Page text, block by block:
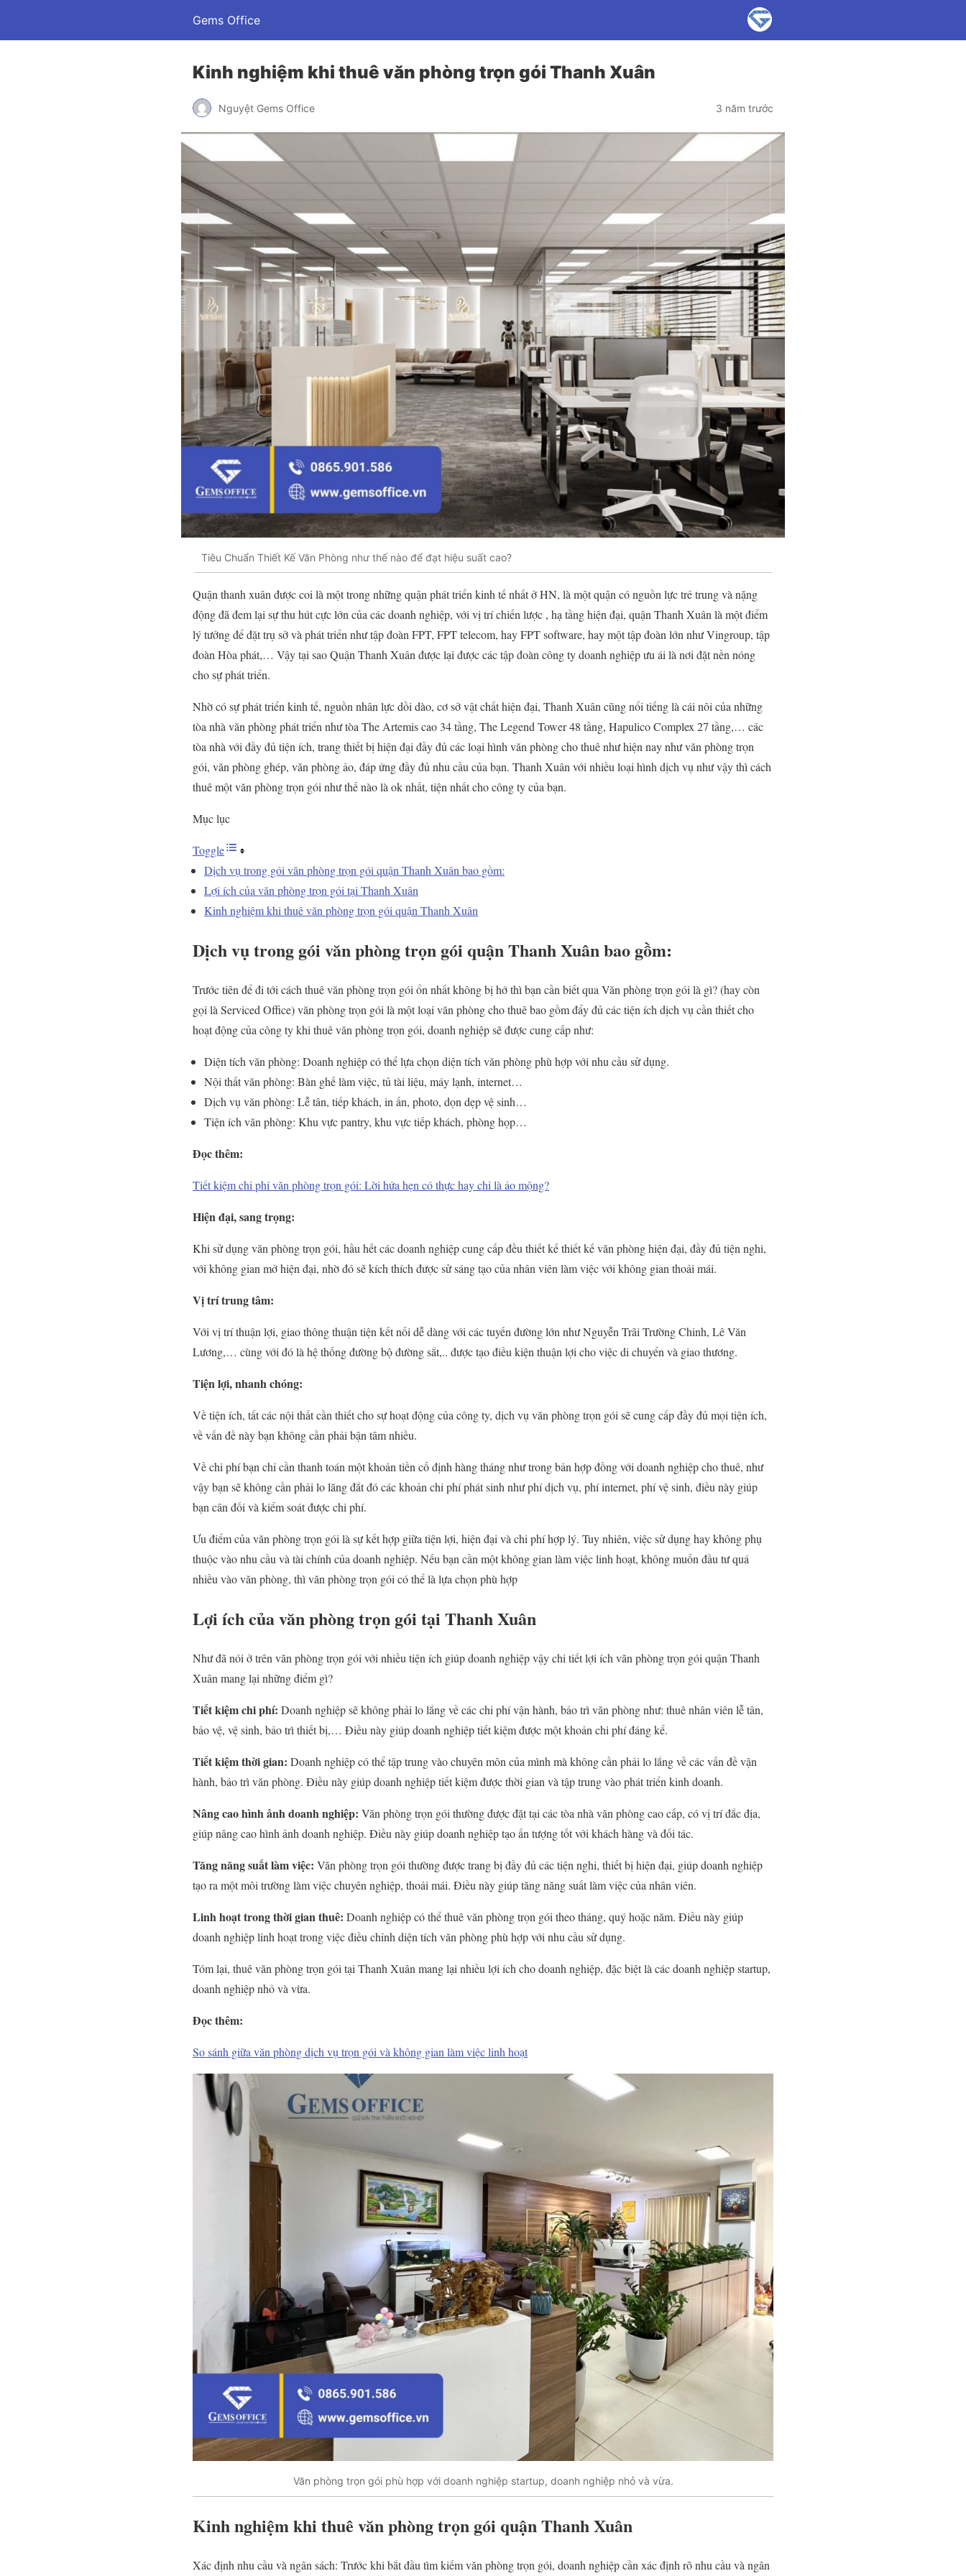
Gems Office
Kinh nghiệm khi thuê văn phòng trọn gói Thanh Xuân
Nguyệt Gems Office 3 năm trước
Tiêu Chuẩn Thiết Kế Văn Phòng như thế nào để đạt hiệu suất cao?
Quận thanh xuân được coi là một trong những quận phát triển kinh tế nhất ở HN, là một quận có nguồn lực trẻ trung và nặng
động đã đem lại sự thu hút cực lớn của các doanh nghiệp, với vị trí chiến lược , hạ tầng hiện đại, quận Thanh Xuân là một điểm
lý tưởng để đặt trụ sở và phát triển như tập đoàn FPT, FPT telecom, hay FPT software, hay một tập đoàn lớn như Vingroup, tập
đoàn Hòa phát,… Vậy tại sao Quận Thanh Xuân được lại được các tập đoàn công ty doanh nghiệp ưu ái là nơi đặt nền nóng
cho sự phát triển.
Nhờ có sự phát triển kinh tế, nguồn nhân lực dồi dào, cơ sở vật chất hiện đại, Thanh Xuân cũng nổi tiếng là cái nôi của những
tòa nhà văn phòng phát triển như tòa The Artemis cao 34 tầng, The Legend Tower 48 tầng, Hapulico Complex 27 tầng,… các
tòa nhà với đầy đủ tiện ích, trang thiết bị hiện đại đầy đủ các loại hình văn phòng cho thuê như hiện nay như văn phòng trọn
gói, văn phòng ghép, văn phòng ảo, đáp ứng đầy đủ nhu cầu của bạn. Thanh Xuân với nhiều loại hình dịch vụ như vậy thì cách
thuê một văn phòng trọn gói như thế nào là ok nhất, tiện nhất cho công ty của bạn.
Mục lục
Toggle
Dịch vụ trong gói văn phòng trọn gói quận Thanh Xuân bao gồm:
Lợi ích của văn phòng trọn gói tại Thanh Xuân
Kinh nghiệm khi thuê văn phòng trọn gói quận Thanh Xuân
Dịch vụ trong gói văn phòng trọn gói quận Thanh Xuân bao gồm:
Trước tiên để đi tới cách thuê văn phòng trọn gói ổn nhất không bị hớ thì bạn cần biết qua Văn phòng trọn gói là gì? (hay còn
gọi là Serviced Office) văn phòng trọn gói là một loại văn phòng cho thuê bao gồm đẩy đủ các tiện ích dịch vụ cần thiết cho
hoạt động của công ty khi thuê văn phòng trọn gói, doanh nghiệp sẽ được cung cấp như:
Diện tích văn phòng: Doanh nghiệp có thể lựa chọn diện tích văn phòng phù hợp với nhu cầu sử dụng.
Nội thất văn phòng: Bàn ghế làm việc, tủ tài liệu, máy lạnh, internet…
Dịch vụ văn phòng: Lễ tân, tiếp khách, in ấn, photo, dọn dẹp vệ sinh…
Tiện ích văn phòng: Khu vực pantry, khu vực tiếp khách, phòng họp…
Đọc thêm:
Tiết kiệm chi phí văn phòng trọn gói: Lời hứa hẹn có thực hay chỉ là ảo mộng?
Hiện đại, sang trọng:
Khi sử dụng văn phòng trọn gói, hầu hết các doanh nghiệp cung cấp đều thiết kế thiết kế văn phòng hiện đại, đầy đủ tiện nghi,
với không gian mở hiện đại, nhờ đó sẽ kích thích được sử sáng tạo của nhân viên làm việc với không gian thoải mái.
Vị trí trung tâm:
Với vị trí thuận lợi, giao thông thuận tiện kết nối dễ dàng với các tuyến đường lớn như Nguyễn Trãi Trường Chinh, Lê Văn
Lương,… cùng với đó là hệ thống đường bộ đường sắt,.. được tạo điều kiện thuận lợi cho việc di chuyển và giao thương.
Tiện lợi, nhanh chóng:
Về tiện ích, tất các nội thất cần thiết cho sự hoạt động của công ty, dịch vụ văn phòng trọn gói sẽ cung cấp đầy đủ mọi tiện ích,
về vấn đề này bạn không cần phải bận tâm nhiều.
Về chi phí bạn chỉ cần thanh toán một khoản tiền cố định hàng tháng như trong bản hợp đồng với doanh nghiệp cho thuê, như
vậy bạn sẽ không cần phải lo lăng đắt đó các khoản chi phí phát sinh như phí dịch vụ, phí internet, phí vệ sinh, điều này giúp
bạn cân đối và kiểm soát được chi phí.
Ưu điểm của văn phòng trọn gói là sự kết hợp giữa tiện lợi, hiện đại và chi phí hợp lý. Tuy nhiên, việc sử dụng hay không phụ
thuộc vào nhu cầu và tài chính của doanh nghiệp. Nếu bạn cần một không gian làm việc linh hoạt, không muốn đầu tư quá
nhiều vào văn phòng, thì văn phòng trọn gói có thể là lựa chọn phù hợp
Lợi ích của văn phòng trọn gói tại Thanh Xuân
Như đã nói ở trên văn phòng trọn gói với nhiều tiện ích giúp doanh nghiệp vậy chi tiết lợi ích văn phòng trọn gói quận Thanh
Xuân mang lại những điểm gì?
Tiết kiệm chi phí: Doanh nghiệp sẽ không phải lo lắng về các chi phí vận hành, bảo trì văn phòng như: thuê nhân viên lễ tân,
bảo vệ, vệ sinh, bảo trì thiết bị,… Điều này giúp doanh nghiệp tiết kiệm được một khoản chi phí đáng kể.
Tiết kiệm thời gian: Doanh nghiệp có thể tập trung vào chuyên môn của mình mà không cần phải lo lắng về các vấn đề vận
hành, bảo trì văn phòng. Điều này giúp doanh nghiệp tiết kiệm được thời gian và tập trung vào phát triển kinh doanh.
Nâng cao hình ảnh doanh nghiệp: Văn phòng trọn gói thường được đặt tại các tòa nhà văn phòng cao cấp, có vị trí đắc địa,
giúp nâng cao hình ảnh doanh nghiệp. Điều này giúp doanh nghiệp tạo ấn tượng tốt với khách hàng và đối tác.
Tăng năng suất làm việc: Văn phòng trọn gói thường được trang bị đầy đủ các tiện nghi, thiết bị hiện đại, giúp doanh nghiệp
tạo ra một môi trường làm việc chuyên nghiệp, thoải mái. Điều này giúp tăng năng suất làm việc của nhân viên.
Linh hoạt trong thời gian thuê: Doanh nghiệp có thể thuê văn phòng trọn gói theo tháng, quý hoặc năm. Điều này giúp
doanh nghiệp linh hoạt trong việc điều chỉnh diện tích văn phòng phù hợp với nhu cầu sử dụng.
Tóm lại, thuê văn phòng trọn gói tại Thanh Xuân mang lại nhiều lợi ích cho doanh nghiệp, đặc biệt là các doanh nghiệp startup,
doanh nghiệp nhỏ và vừa.
Đọc thêm:
So sánh giữa văn phòng dịch vụ trọn gói và không gian làm việc linh hoạt
Văn phòng trọn gói phù hợp với doanh nghiệp startup, doanh nghiệp nhỏ và vừa.
Kinh nghiệm khi thuê văn phòng trọn gói quận Thanh Xuân
Xác định nhu cầu và ngân sách: Trước khi bắt đầu tìm kiếm văn phòng trọn gói, doanh nghiệp cần xác định rõ nhu cầu và ngân